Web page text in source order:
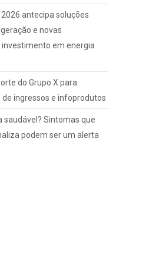
antecipa soluções
e novas
em energia
do Grupo X para
ingressos e infoprodutos
saudável? Sintomas que
podem ser um alerta